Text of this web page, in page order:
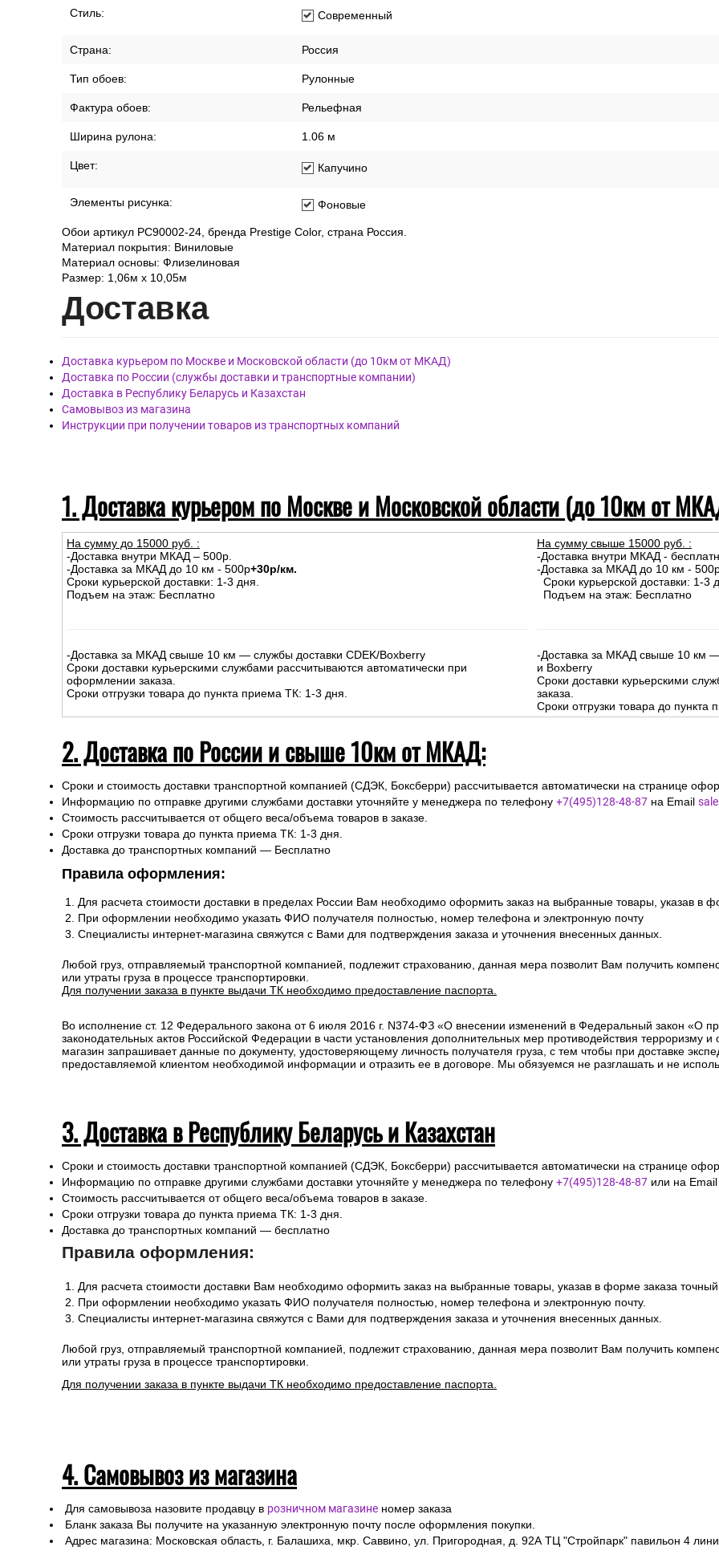
Стиль: Современный
Страна: Россия
Тип обоев: Рулонные
Фактура обоев: Рельефная
Ширина рулона: 1.06 м
Цвет: Капучино
Элементы рисунка: Фоновые
Обои артикул PC90002-24, бренда Prestige Color, страна Россия.
Материал покрытия: Виниловые
Материал основы: Флизелиновая
Размер: 1,06м х 10,05м
Доставка
Доставка курьером по Москве и Московской области (до 10км от МКАД)
Доставка по России (службы доставки и транспортные компании)
Доставка в Республику Беларусь и Казахстан
Самовывоз из магазина
Инструкции при получении товаров из транспортных компаний
1. Доставка курьером по Москве и Московской области (до 10км от
На сумму до 15000 руб. :
-Доставка внутри МКАД – 500р.
-Доставка за МКАД до 10 км - 500р+30р/км.
Сроки курьерской доставки: 1-3 дня.
Подъем на этаж: Бесплатно
-Доставка за МКАД свыше 10 км — службы доставки CDEK/Boxberry
Сроки доставки курьерскими службами рассчитываются автоматически при
оформлении заказа.
Сроки отгрузки товара до пункта приема ТК: 1-3 дня.
На сумму свыше 15000 руб. :
-Доставка внутри МКАД -
-Доставка за МКАД до 10 км -
Сроки курьерской доставки: 1-3
Подъем на этаж: Бесплатно
-Доставка за МКАД свыше 10 км —
и Boxberry
Сроки доставки курьерскими
заказа.
Сроки отгрузки товара до
2. Доставка по России и свыше 10км от МКАД:
Сроки и стоимость доставки транспортной компанией (СДЭК, Боксберри) рассчитывается автоматически на странице
Информацию по отправке другими службами доставки уточняйте у менеджера по телефону +7(495)128-48-87 на Email
Стоимость рассчитывается от общего веса/объема товаров в заказе.
Сроки отгрузки товара до пункта приема ТК: 1-3 дня.
Доставка до транспортных компаний — Бесплатно
Правила оформления:
Для расчета стоимости доставки в пределах России Вам необходимо оформить заказ на выбранные товары, указав в
При оформлении необходимо указать ФИО получателя полностью, номер телефона и электронную почту
Специалисты интернет-магазина свяжутся с Вами для подтверждения заказа и уточнения внесенных данных.
Любой груз, отправляемый транспортной компанией, подлежит страхованию, данная мера позволит Вам получить
или утраты груза в процессе транспортировки.
Для получении заказа в пункте выдачи ТК необходимо предоставление паспорта.
Во исполнение ст. 12 Федерального закона от 6 июля 2016 г. N374-ФЗ «О внесении изменений в Федеральный закон «О
законодательных актов Российской Федерации в части установления дополнительных мер противодействия терроризму
магазин запрашивает данные по документу, удостоверяющему личность получателя груза, с тем чтобы при доставке
предоставляемой клиентом необходимой информации и отразить ее в договоре. Мы обязуемся не разглашать и не
3. Доставка в Республику Беларусь и Казахстан
Сроки и стоимость доставки транспортной компанией (СДЭК, Боксберри) рассчитывается автоматически на странице
Информацию по отправке другими службами доставки уточняйте у менеджера по телефону +7(495)128-48-87 или на
Стоимость рассчитывается от общего веса/объема товаров в заказе.
Сроки отгрузки товара до пункта приема ТК: 1-3 дня.
Доставка до транспортных компаний — бесплатно
Правила оформления:
Для расчета стоимости доставки Вам необходимо оформить заказ на выбранные товары, указав в форме заказа
При оформлении необходимо указать ФИО получателя полностью, номер телефона и электронную почту.
Специалисты интернет-магазина свяжутся с Вами для подтверждения заказа и уточнения внесенных данных.
Любой груз, отправляемый транспортной компанией, подлежит страхованию, данная мера позволит Вам получить
или утраты груза в процессе транспортировки.
Для получении заказа в пункте выдачи ТК необходимо предоставление паспорта.
4. Самовывоз из магазина
Для самовывоза назовите продавцу в розничном магазине номер заказа
Бланк заказа Вы получите на указанную электронную почту после оформления покупки.
Адрес магазина: Московская область, г. Балашиха, мкр. Саввино, ул. Пригородная, д. 92А ТЦ "Стройпарк" павильон 4